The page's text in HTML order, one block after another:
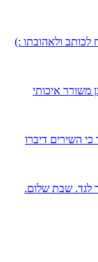
לכותב ולאהובתו :)
משורר איכותי
השירים דיברו
לגד. שבת שלום.